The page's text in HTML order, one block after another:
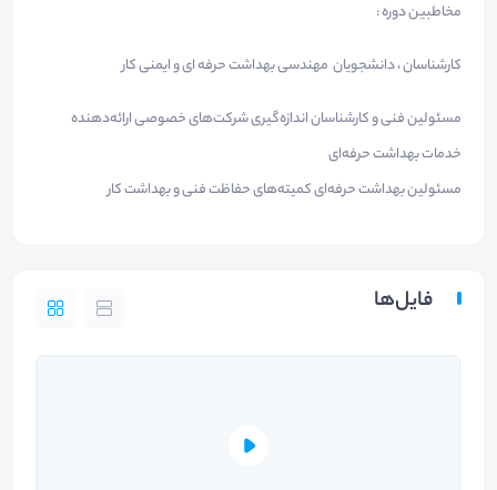
مخاطبین دوره :
کارشناسان ، دانشجویان مهندسی بهداشت حرفه ای و ایمنی کار
مسئولین فنی و کارشناسان اندازه‌گیری شرکت‌های خصوصی ارائه‌دهنده
خدمات بهداشت حرفه‌ای
مسئولین بهداشت حرفه‌ای کمیته‌های حفاظت فنی و بهداشت کار
فایل‌ها